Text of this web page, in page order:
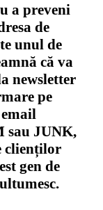
a preveni
de
unul de
că va
newsletter
pe
sau JUNK,
clienților
gen de